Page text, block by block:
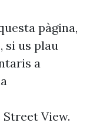
pàgina,
si us plau
a
View.